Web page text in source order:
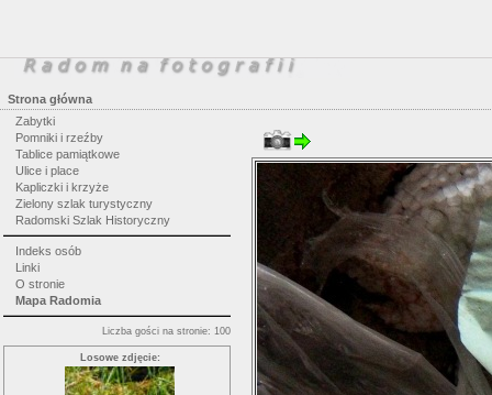
Strona główna
Zabytki
Pomniki i rzeźby
Tablice pamiątkowe
Ulice i place
Kapliczki i krzyże
Zielony szlak turystyczny
Radomski Szlak Historyczny
Indeks osób
Linki
O stronie
Mapa Radomia
Liczba gości na stronie: 100
Losowe zdjęcie: